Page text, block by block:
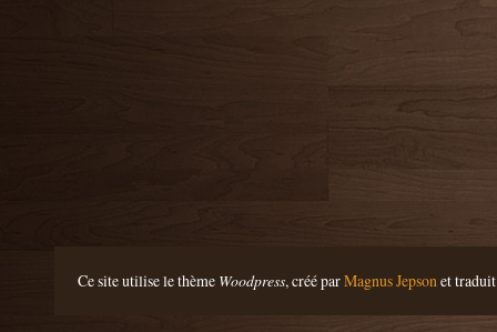
Ce site utilise le thème Woodpress, créé parMagnus Jepsonet